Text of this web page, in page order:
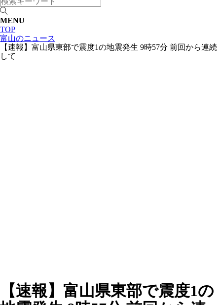
MENU
TOP
富山のニュース
【速報】富山県東部で震度1の地震発生 9時57分 前回から連続
して
【速報】富山県東部で震度1の